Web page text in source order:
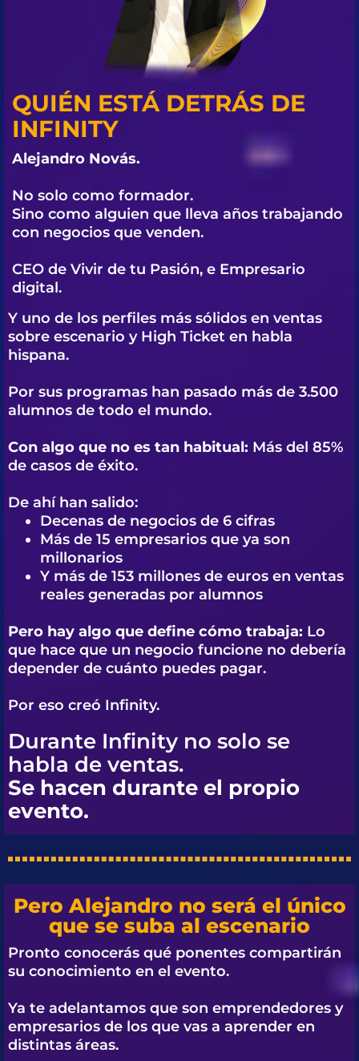
QUIÉN ESTÁ DETRÁS DE
INFINITY
Alejandro Novás.
No solo como formador.
Sino como alguien que lleva años trabajando
con negocios que venden.
CEO de Vivir de tu Pasión, e Empresario
digital.
Y uno de los perfiles más sólidos en ventas
sobre escenario y High Ticket en habla
hispana.
Por sus programas han pasado más de 3.500
alumnos de todo el mundo.
Con algo que no es tan habitual: Más del 85%
de casos de éxito.
De ahí han salido:
Decenas de negocios de 6 cifras
Más de 15 empresarios que ya son
millonarios
Y más de 153 millones de euros en ventas
reales generadas por alumnos
Pero hay algo que define cómo trabaja: Lo
que hace que un negocio funcione no debería
depender de cuánto puedes pagar.
Por eso creó Infinity.
Durante Infinity no solo se
habla de ventas.
Se hacen durante el propio
evento.
Pero Alejandro no será el único
que se suba al escenario
Pronto conocerás qué ponentes compartirán
su conocimiento en el evento.
Ya te adelantamos que son emprendedores y
empresarios de los que vas a aprender en
distintas áreas.